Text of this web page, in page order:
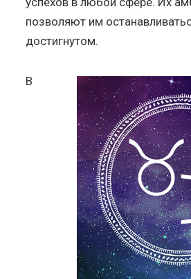
позволяют им
достигнутом.
В